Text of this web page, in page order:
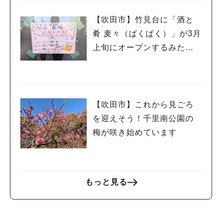
【吹田市】竹見台に「酒と
肴 麦々（ばくばく）」が3月
上旬にオープンするみた
【吹田市】これから見ごろ
を迎えそう！千里南公園の
梅が咲き始めています
もっと見る